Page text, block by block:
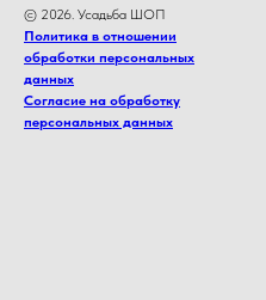
© 2026. Усадьба ШОП
Политика в отношении
обработки персональных
данных
Согласие на обработку
персональных данных